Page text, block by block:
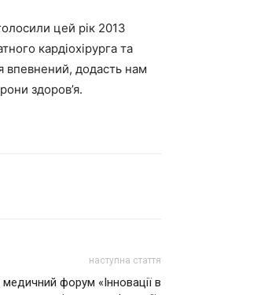
цей рік 2013
кардіохірурга та
впевнений, додасть нам
здоров’я.
наступна стаття
форум «Інновації в